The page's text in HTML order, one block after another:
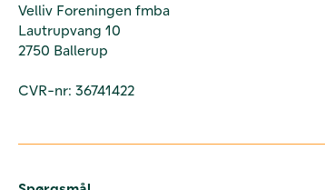
Velliv Foreningen fmba
Lautrupvang 10
2750 Ballerup
CVR-nr: 36741422